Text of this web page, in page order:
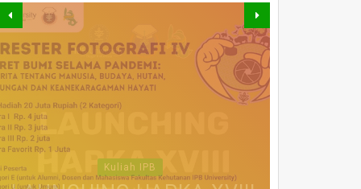
WEBINAR NASIONAL
Kuliah IPB
MATERI WEBINAR
DARING : PENGAJIAN
MATERI WEBINAR
DARING : FAHUTAN TALK
SERIES 5 : PELUANG DAN
MATERI KULIAH UMUM
MATERI WEBINAR
DARING : EVALUASI